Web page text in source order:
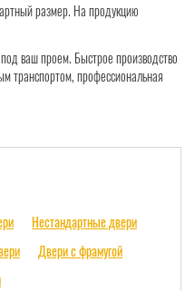
размер. На продукцию
ваш проем. Быстрое производство
транспортом, профессиональная
Нестандартные двери
Двери с фрамугой